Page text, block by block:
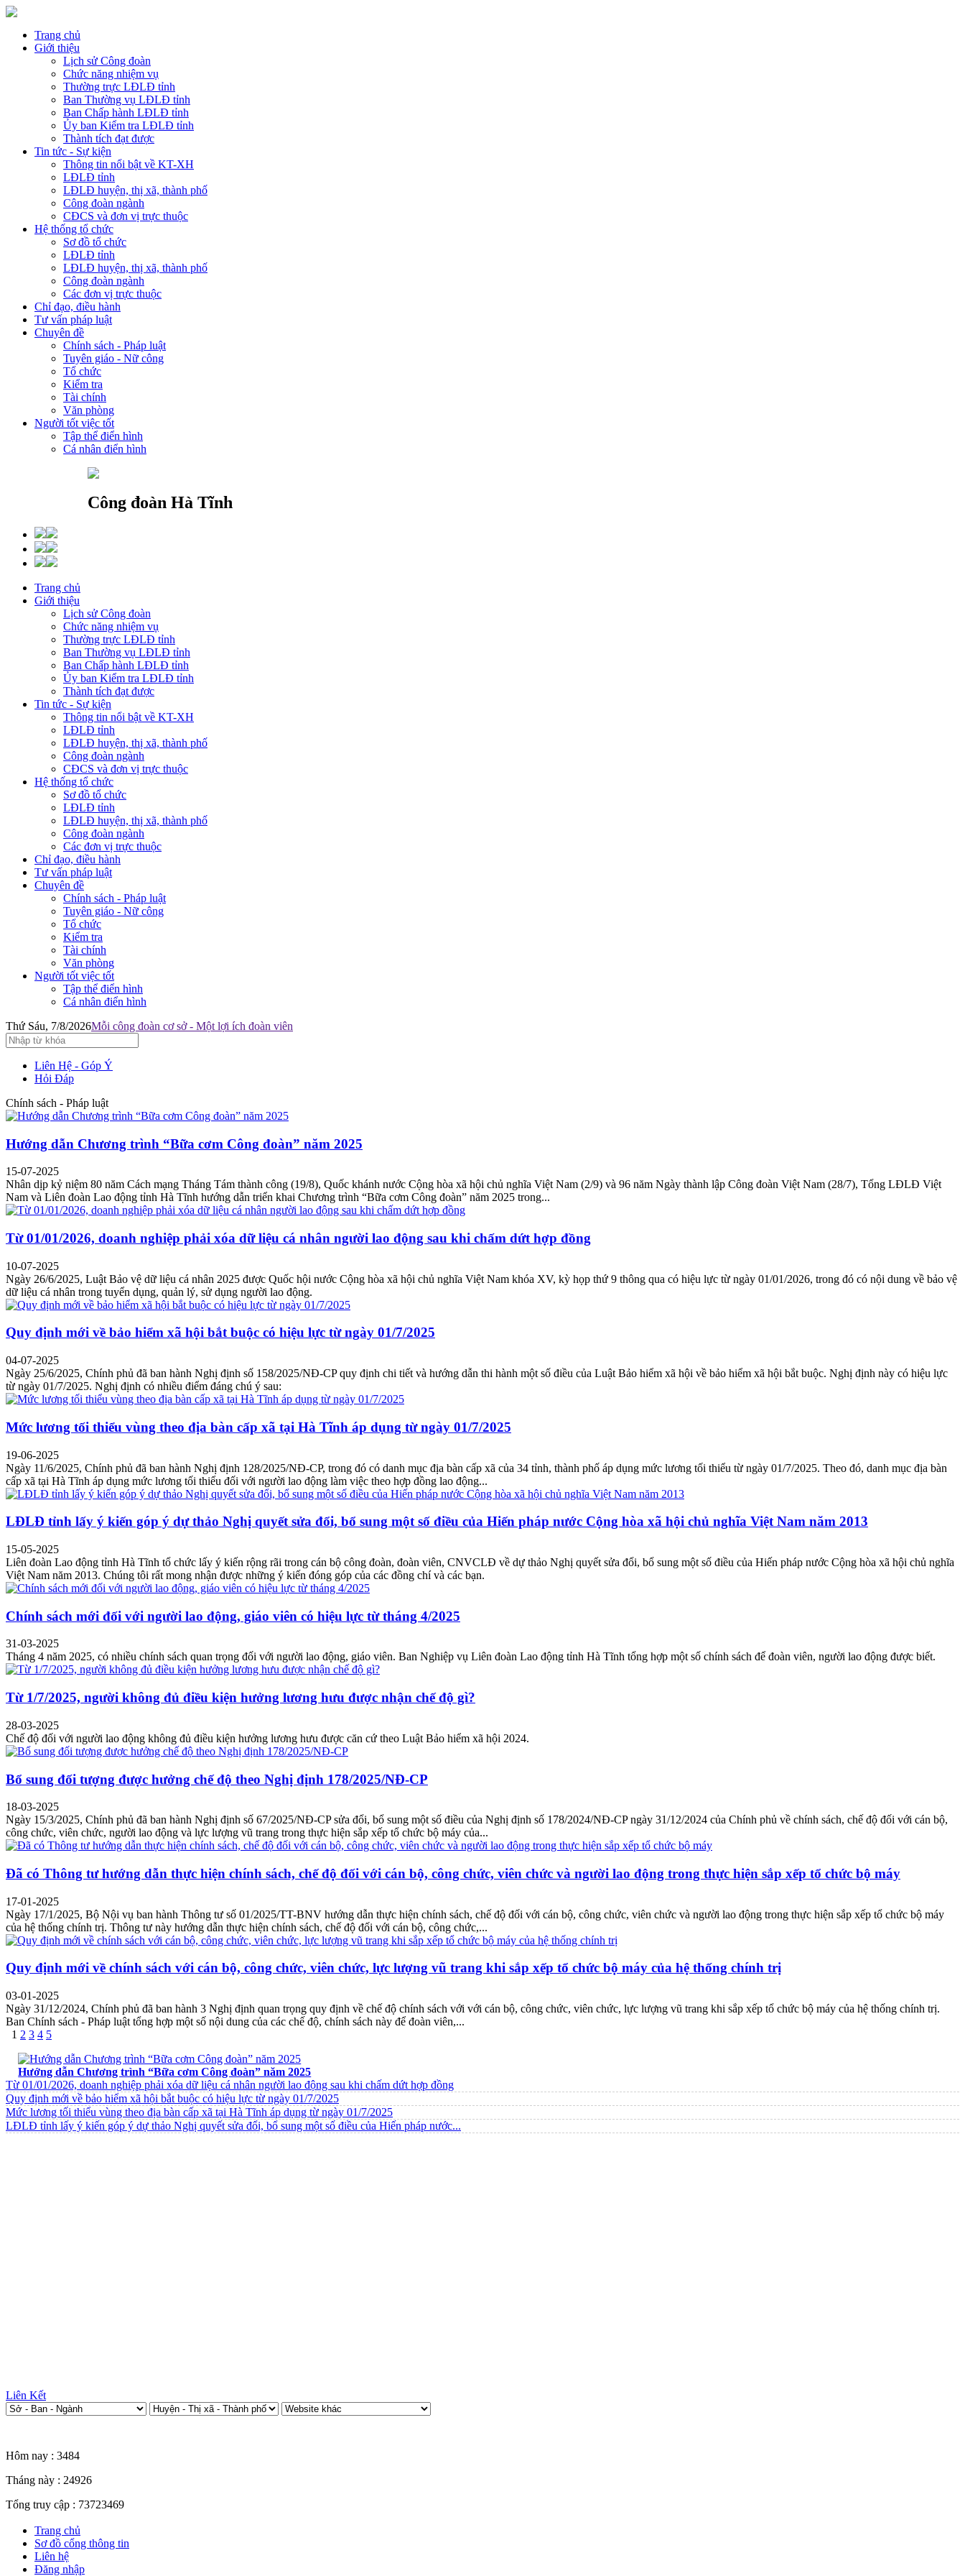
Trang chủ
Giới thiệu
Lịch sử Công đoàn
Chức năng nhiệm vụ
Thường trực LĐLĐ tỉnh
Ban Thường vụ LĐLĐ tỉnh
Ban Chấp hành LĐLĐ tỉnh
Ủy ban Kiểm tra LĐLĐ tỉnh
Thành tích đạt được
Tin tức - Sự kiện
Thông tin nổi bật về KT-XH
LĐLĐ tỉnh
LĐLĐ huyện, thị xã, thành phố
Công đoàn ngành
CĐCS và đơn vị trực thuộc
Hệ thống tổ chức
Sơ đồ tổ chức
LĐLĐ tỉnh
LĐLĐ huyện, thị xã, thành phố
Công đoàn ngành
Các đơn vị trực thuộc
Chỉ đạo, điều hành
Tư vấn pháp luật
Chuyên đề
Chính sách - Pháp luật
Tuyên giáo - Nữ công
Tổ chức
Kiểm tra
Tài chính
Văn phòng
Người tốt việc tốt
Tập thể điển hình
Cá nhân điển hình
Công đoàn Hà Tĩnh
Trang chủ
Giới thiệu
Lịch sử Công đoàn
Chức năng nhiệm vụ
Thường trực LĐLĐ tỉnh
Ban Thường vụ LĐLĐ tỉnh
Ban Chấp hành LĐLĐ tỉnh
Ủy ban Kiểm tra LĐLĐ tỉnh
Thành tích đạt được
Tin tức - Sự kiện
Thông tin nổi bật về KT-XH
LĐLĐ tỉnh
LĐLĐ huyện, thị xã, thành phố
Công đoàn ngành
CĐCS và đơn vị trực thuộc
Hệ thống tổ chức
Sơ đồ tổ chức
LĐLĐ tỉnh
LĐLĐ huyện, thị xã, thành phố
Công đoàn ngành
Các đơn vị trực thuộc
Chỉ đạo, điều hành
Tư vấn pháp luật
Chuyên đề
Chính sách - Pháp luật
Tuyên giáo - Nữ công
Tổ chức
Kiểm tra
Tài chính
Văn phòng
Người tốt việc tốt
Tập thể điển hình
Cá nhân điển hình
Thứ Sáu, 7/8/2026Mỗi công đoàn cơ sở - Một lợi ích đoàn viên
Liên Hệ - Góp Ý
Hỏi Đáp
Chính sách - Pháp luật
Hướng dẫn Chương trình “Bữa cơm Công đoàn” năm 2025
15-07-2025
Nhân dịp kỷ niệm 80 năm Cách mạng Tháng Tám thành công (19/8), Quốc khánh nước Cộng hòa xã hội chủ nghĩa Việt Nam (2/9) và 96 năm Ngày thành lập Công đoàn Việt Nam (28/7), Tổng LĐLĐ Việt
Nam và Liên đoàn Lao động tỉnh Hà Tĩnh hướng dẫn triển khai Chương trình “Bữa cơm Công đoàn” năm 2025 trong...
Từ 01/01/2026, doanh nghiệp phải xóa dữ liệu cá nhân người lao động sau khi chấm dứt hợp đồng
10-07-2025
Ngày 26/6/2025, Luật Bảo vệ dữ liệu cá nhân 2025 được Quốc hội nước Cộng hòa xã hội chủ nghĩa Việt Nam khóa XV, kỳ họp thứ 9 thông qua có hiệu lực từ ngày 01/01/2026, trong đó có nội dung về bảo vệ
dữ liệu cá nhân trong tuyển dụng, quản lý, sử dụng người lao động.
Quy định mới về bảo hiểm xã hội bắt buộc có hiệu lực từ ngày 01/7/2025
04-07-2025
Ngày 25/6/2025, Chính phủ đã ban hành Nghị định số 158/2025/NĐ-CP quy định chi tiết và hướng dẫn thi hành một số điều của Luật Bảo hiểm xã hội về bảo hiểm xã hội bắt buộc. Nghị định này có hiệu lực
từ ngày 01/7/2025. Nghị định có nhiều điểm đáng chú ý sau:
Mức lương tối thiểu vùng theo địa bàn cấp xã tại Hà Tĩnh áp dụng từ ngày 01/7/2025
19-06-2025
Ngày 11/6/2025, Chính phủ đã ban hành Nghị định 128/2025/NĐ-CP, trong đó có danh mục địa bàn cấp xã của 34 tỉnh, thành phố áp dụng mức lương tối thiểu từ ngày 01/7/2025. Theo đó, danh mục địa bàn
cấp xã tại Hà Tĩnh áp dụng mức lương tối thiểu đối với người lao động làm việc theo hợp đồng lao động...
LĐLĐ tỉnh lấy ý kiến góp ý dự thảo Nghị quyết sửa đổi, bổ sung một số điều của Hiến pháp nước Cộng hòa xã hội chủ nghĩa Việt Nam năm 2013
15-05-2025
Liên đoàn Lao động tỉnh Hà Tĩnh tổ chức lấy ý kiến rộng rãi trong cán bộ công đoàn, đoàn viên, CNVCLĐ về dự thảo Nghị quyết sửa đổi, bổ sung một số điều của Hiến pháp nước Cộng hòa xã hội chủ nghĩa
Việt Nam năm 2013. Chúng tôi rất mong nhận được những ý kiến đóng góp của các đồng chí và các bạn.
Chính sách mới đối với người lao động, giáo viên có hiệu lực từ tháng 4/2025
31-03-2025
Tháng 4 năm 2025, có nhiều chính sách quan trọng đối với người lao động, giáo viên. Ban Nghiệp vụ Liên đoàn Lao động tỉnh Hà Tĩnh tổng hợp một số chính sách để đoàn viên, người lao động được biết.
Từ 1/7/2025, người không đủ điều kiện hưởng lương hưu được nhận chế độ gì?
28-03-2025
Chế độ đối với người lao động không đủ điều kiện hưởng lương hưu được căn cứ theo Luật Bảo hiểm xã hội 2024.
Bổ sung đối tượng được hưởng chế độ theo Nghị định 178/2025/NĐ-CP
18-03-2025
Ngày 15/3/2025, Chính phủ đã ban hành Nghị định số 67/2025/NĐ-CP sửa đổi, bổ sung một số điều của Nghị định số 178/2024/NĐ-CP ngày 31/12/2024 của Chính phủ về chính sách, chế độ đối với cán bộ,
công chức, viên chức, người lao động và lực lượng vũ trang trong thực hiện sắp xếp tổ chức bộ máy của...
Đã có Thông tư hướng dẫn thực hiện chính sách, chế độ đối với cán bộ, công chức, viên chức và người lao động trong thực hiện sắp xếp tổ chức bộ máy
17-01-2025
Ngày 17/1/2025, Bộ Nội vụ ban hành Thông tư số 01/2025/TT-BNV hướng dẫn thực hiện chính sách, chế độ đối với cán bộ, công chức, viên chức và người lao động trong thực hiện sắp xếp tổ chức bộ máy
của hệ thống chính trị. Thông tư này hướng dẫn thực hiện chính sách, chế độ đối với cán bộ, công chức,...
Quy định mới về chính sách với cán bộ, công chức, viên chức, lực lượng vũ trang khi sắp xếp tổ chức bộ máy của hệ thống chính trị
03-01-2025
Ngày 31/12/2024, Chính phủ đã ban hành 3 Nghị định quan trọng quy định về chế độ chính sách với với cán bộ, công chức, viên chức, lực lượng vũ trang khi sắp xếp tổ chức bộ máy của hệ thống chính trị.
Ban Chính sách - Pháp luật tổng hợp một số nội dung của các chế độ, chính sách này để đoàn viên,...
1 2 3 4 5
Hướng dẫn Chương trình “Bữa cơm Công đoàn” năm 2025
Từ 01/01/2026, doanh nghiệp phải xóa dữ liệu cá nhân người lao động sau khi chấm dứt hợp đồng
Quy định mới về bảo hiểm xã hội bắt buộc có hiệu lực từ ngày 01/7/2025
Mức lương tối thiểu vùng theo địa bàn cấp xã tại Hà Tĩnh áp dụng từ ngày 01/7/2025
LĐLĐ tỉnh lấy ý kiến góp ý dự thảo Nghị quyết sửa đổi, bổ sung một số điều của Hiến pháp nước...
Liên Kết
Hôm nay : 3484
Tháng này : 24926
Tổng truy cập : 73723469
Trang chủ
Sơ đồ cổng thông tin
Liên hệ
Đăng nhập